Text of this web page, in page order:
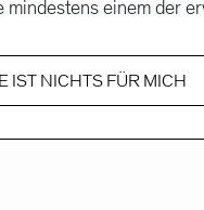
mindestens einem der
IST NICHTS FÜR MICH